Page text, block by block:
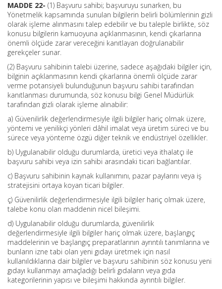
MADDE 22- (1) Başvuru sahibi; başvuruyu sunarken, bu
Yönetmelik kapsamında sunulan bilgilerin belirli bölümlerinin gizli
olarak işleme alınmasını talep edebilir ve bu taleple birlikte, söz
konusu bilgilerin kamuoyuna açıklanmasının, kendi çıkarlarına
önemli ölçüde zarar vereceğini kanıtlayan doğrulanabilir
gerekçeler sunar.
(2) Başvuru sahibinin talebi üzerine, sadece aşağıdaki bilgiler için,
bilginin açıklanmasının kendi çıkarlarına önemli ölçüde zarar
verme potansiyeli bulunduğunun başvuru sahibi tarafından
kanıtlanması durumunda, söz konusu bilgi Genel Müdürlük
tarafından gizli olarak işleme alınabilir:
a) Güvenilirlik değerlendirmesiyle ilgili bilgiler hariç olmak üzere,
yöntemi ve yenilikçi yönleri dâhil imalat veya üretim süreci ve bu
sürece veya yönteme özgü diğer teknik ve endüstriyel özellikler.
b) Uygulanabilir olduğu durumlarda, üretici veya ithalatçı ile
başvuru sahibi veya izin sahibi arasındaki ticari bağlantılar.
c) Başvuru sahibinin kaynak kullanımını, pazar paylarını veya iş
stratejisini ortaya koyan ticari bilgiler.
ç) Güvenilirlik değerlendirmesiyle ilgili bilgiler hariç olmak üzere,
talebe konu olan maddenin nicel bileşimi.
d) Uygulanabilir olduğu durumlarda, güvenilirlik
değerlendirmesiyle ilgili bilgiler hariç olmak üzere, başlangıç
maddelerinin ve başlangıç preparatlarının ayrıntılı tanımlarına ve
bunların izne tabi olan yeni gıdayı üretmek için nasıl
kullanıldıklarına dair bilgiler ve başvuru sahibinin söz konusu yeni
gıdayı kullanmayı amaçladığı belirli gıdaların veya gıda
kategorilerinin yapısı ve bileşimi hakkında ayrıntılı bilgiler.